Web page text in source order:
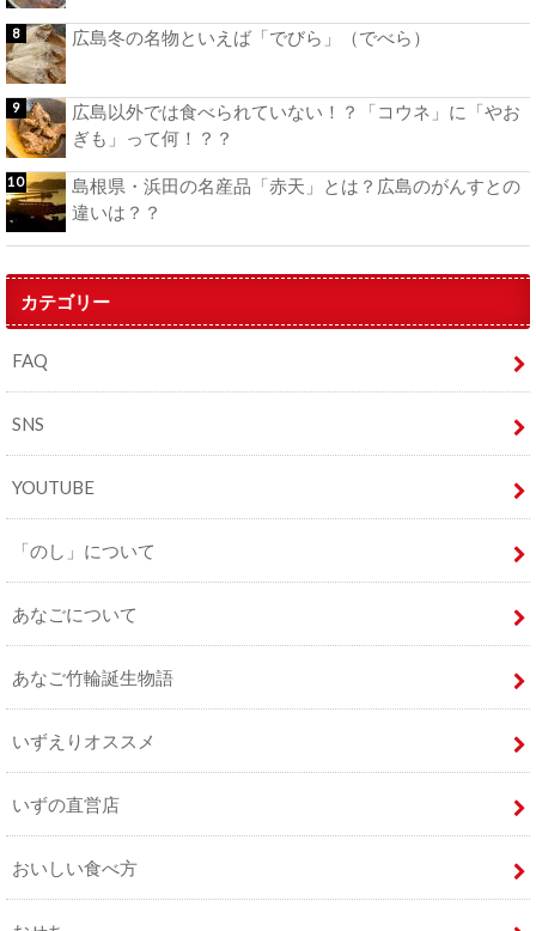
広島冬の名物といえば「でびら」（でべら）
広島以外では食べられていない！？「コウネ」に「やお
ぎも」って何！？？
島根県・浜田の名産品「赤天」とは？広島のがんすとの
違いは？？
カテゴリー
FAQ
SNS
YOUTUBE
「のし」について
あなごについて
あなご竹輪誕生物語
いずえりオススメ
いずの直営店
おいしい食べ方